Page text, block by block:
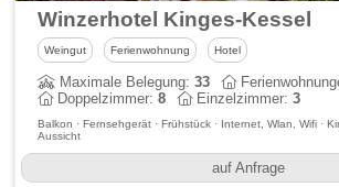
Winzerhotel Kinges-Kessel
Weingut Ferienwohnung Hotel
Maximale Belegung:33
Doppelzimmer:8 Einzelzimmer:3
Balkon · Fernsehgerät · Frühstück · Internet, Wlan, Wifi ·
Aussicht
auf Anfrage